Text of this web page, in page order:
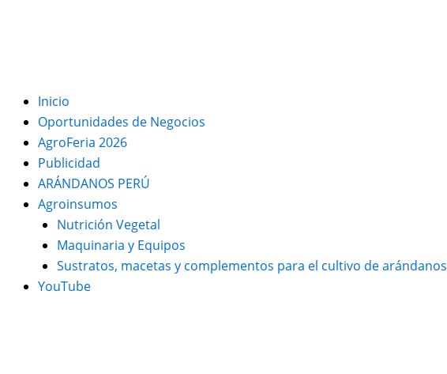
Inicio
Oportunidades de Negocios
AgroFeria 2026
Publicidad
ARÁNDANOS PERÚ
Agroinsumos
Nutrición Vegetal
Maquinaria y Equipos
Sustratos, macetas y complementos para el cultivo de arándanos
YouTube